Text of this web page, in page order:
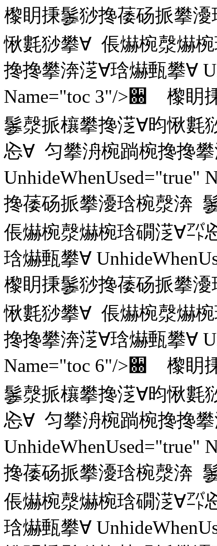
㰀眀㨀䰀猀搀䔀砀挀攀
愀氀猀攀∀ 倀爀椀漀爀
搀搀攀渀㴀∀琀爀甀攀∀
Name="toc 3"/>਀ 㰀眀
䰀漀挀欀攀搀㴀∀昀愀氀
㤀∀ 匀攀洀椀䠀椀搀搀
搀䔀砀挀攀瀀琀椀漀渀
倀爀椀漀爀椀琀礀㴀∀㌀
琀爀甀攀∀
㰀眀㨀䰀猀搀䔀砀挀攀
愀氀猀攀∀ 倀爀椀漀爀
搀搀攀渀㴀∀琀爀甀攀∀
Name="toc 6"/>਀ 㰀眀
䰀漀挀欀攀搀㴀∀昀愀氀
㤀∀ 匀攀洀椀䠀椀搀搀
搀䔀砀挀攀瀀琀椀漀渀
倀爀椀漀爀椀琀礀㴀∀㌀
琀爀甀攀∀